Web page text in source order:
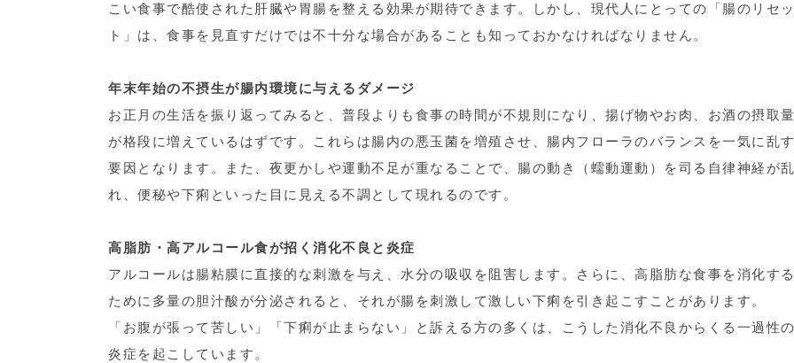
こい食事で酷使された肝臓や胃腸を整える効果が期待できます。しかし、現代人にとっての「腸のリセッ
ト」は、食事を見直すだけでは不十分な場合があることも知っておかなければなりません。
年末年始の不摂生が腸内環境に与えるダメージ
お正月の生活を振り返ってみると、普段よりも食事の時間が不規則になり、揚げ物やお肉、お酒の摂取量
が格段に増えているはずです。これらは腸内の悪玉菌を増殖させ、腸内フローラのバランスを一気に乱す
要因となります。また、夜更かしや運動不足が重なることで、腸の動き（蠕動運動）を司る自律神経が乱
れ、便秘や下痢といった目に見える不調として現れるのです。
高脂肪・高アルコール食が招く消化不良と炎症
アルコールは腸粘膜に直接的な刺激を与え、水分の吸収を阻害します。さらに、高脂肪な食事を消化する
ために多量の胆汁酸が分泌されると、それが腸を刺激して激しい下痢を引き起こすことがあります。
「お腹が張って苦しい」「下痢が止まらない」と訴える方の多くは、こうした消化不良からくる一過性の
炎症を起こしています。